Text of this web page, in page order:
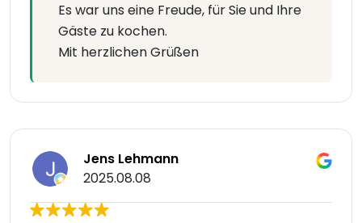
Es war uns eine Freude, für Sie und Ihre
Gäste zu kochen.
Mit herzlichen Grüßen
Jens Lehmann
2025.08.08